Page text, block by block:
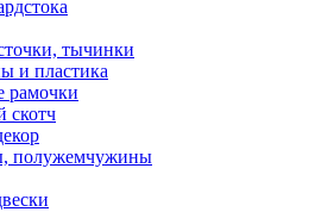
тычинки
и пластика
рамочки
скотч
полужемчужины